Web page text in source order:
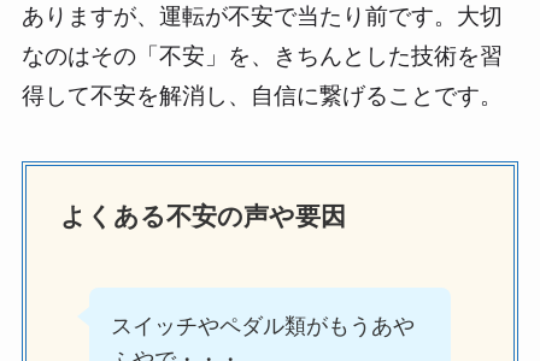
ありますが、運転が不安で当たり前です。大切
なのはその「不安」を、きちんとした技術を習
得して不安を解消し、自信に繋げることです。
よくある不安の声や要因
スイッチやペダル類がもうあや